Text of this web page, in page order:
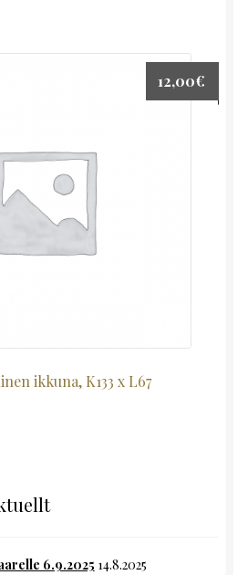
ikkuna, K133 x L67
12,00€
6.9.2025 14.8.2025